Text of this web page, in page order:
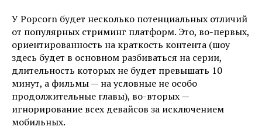
У Popcorn будет несколько потенциальных отличий
от популярных стриминг платформ. Это, во-первых,
ориентированность на краткость контента (шоу
здесь будет в основном разбиваться на серии,
длительность которых не будет превышать 10
минут, а фильмы — на условные не особо
продолжительные главы), во-вторых —
игнорирование всех девайсов за исключением
мобильных.